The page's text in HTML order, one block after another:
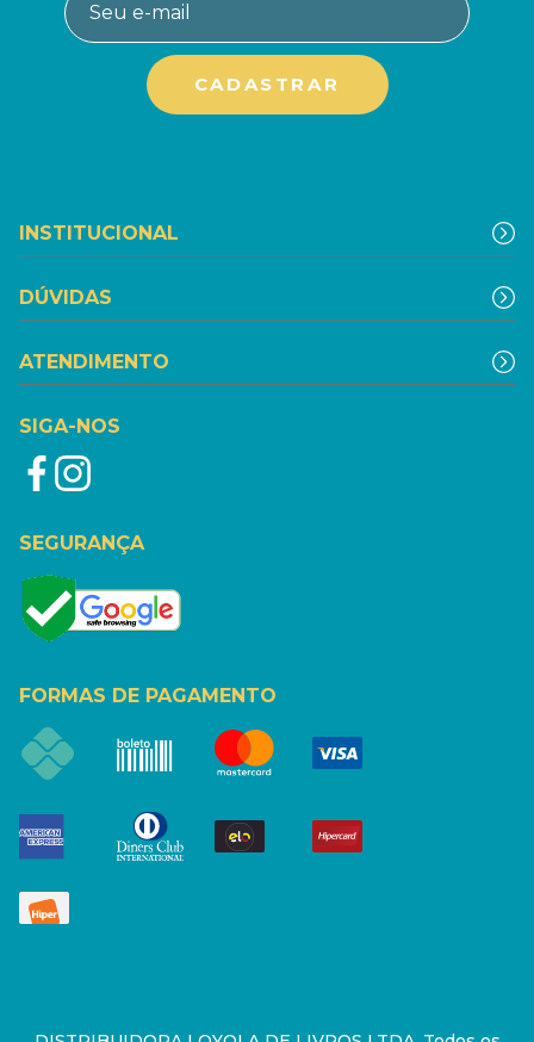
INSTITUCIONAL
DÚVIDAS
ATENDIMENTO
SIGA-NOS
SEGURANÇA
FORMAS DE PAGAMENTO